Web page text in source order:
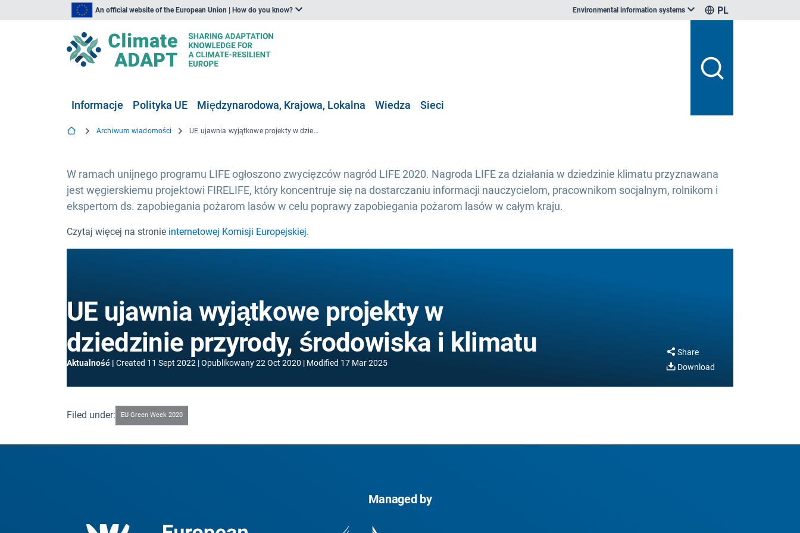
An official website of the European Union | How do you know? Environmental information systems PL
Informacje Polityka UE Międzynarodowa, Krajowa, Lokalna Wiedza Sieci
Archiwum wiadomości UE ujawnia wyjątkowe projekty w dziedzinie przyrody, środowiska i klimatu
W ramach unijnego programu LIFE ogłoszono zwycięzców nagród LIFE 2020. Nagroda LIFE za działania w dziedzinie klimatu przyznawana
jest węgierskiemu projektowi FIRELIFE, który koncentruje się na dostarczaniu informacji nauczycielom, pracownikom socjalnym, rolnikom i
ekspertom ds. zapobiegania pożarom lasów w celu poprawy zapobiegania pożarom lasów w całym kraju.
Czytaj więcej na stronie internetowej Komisji Europejskiej.
UE ujawnia wyjątkowe projekty w
dziedzinie przyrody, środowiska i klimatu
Aktualność Created 11 Sept 2022 Opublikowany22 Oct 2020 Modified 17 Mar 2025
Share
Download
Filed under: EU Green Week 2020
Managed by